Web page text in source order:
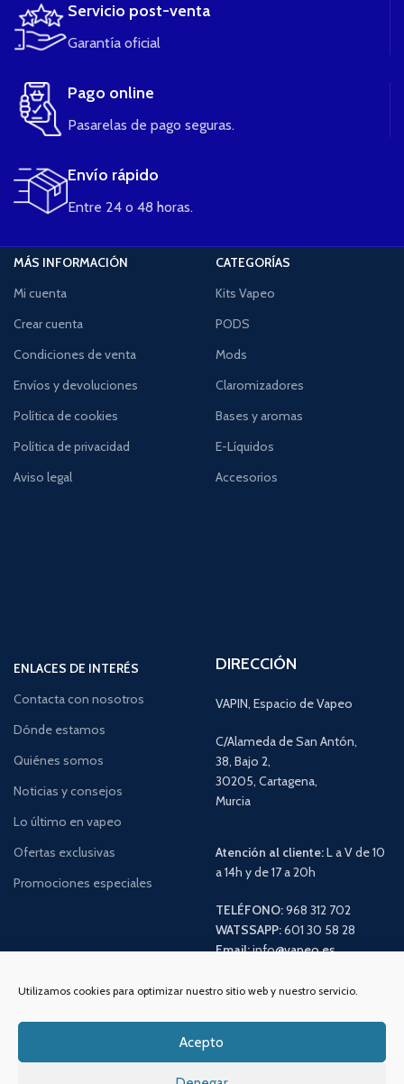
Utilizamos cookies para optimizar nuestro sitio web y nuestro servicio.
Acepto
Servicio post-venta
Garantía oficial
Pago online
Pasarelas de pago seguras.
Envío rápido
Entre 24 o 48 horas.
MÁS INFORMACIÓN
Mi cuenta
Crear cuenta
Condiciones de venta
Envíos y devoluciones
Política de cookies
Política de privacidad
Aviso legal
CATEGORÍAS
Kits Vapeo
PODS
Mods
Claromizadores
Bases y aromas
E-Líquidos
Accesorios
ENLACES DE INTERÉS
Contacta con nosotros
Dónde estamos
Quiénes somos
Noticias y consejos
Lo último en vapeo
Ofertas exclusivas
Promociones especiales
DIRECCIÓN
VAPIN, Espacio de Vapeo
C/Alameda de San Antón,
38, Bajo 2,
30205, Cartagena,
Murcia
Atención al cliente:L a V de 10
a 14h y de 17 a 20h
TELÉFONO:968 312 702
WATSSAPP:601 30 58 28
Email:info@vapeo.es